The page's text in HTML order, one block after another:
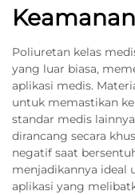
Poliuretan kelas
yang luar biasa,
aplikasi medis.
untuk memastikan
standar medis
dirancang secara
negatif saat
menjadikannya ideal
aplikasi yang